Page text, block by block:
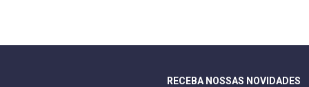
RECEBA NOSSAS NOVIDADES